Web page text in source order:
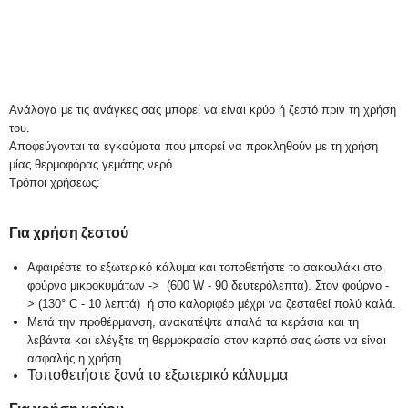
Ανάλογα με τις ανάγκες σας μπορεί να είναι κρύο ή ζεστό πριν τη χρήση
του.
Αποφεύγονται τα εγκαύματα που μπορεί να προκληθούν με τη χρήση
μίας θερμοφόρας γεμάτης νερό.
Τρόποι χρήσεως:
Για χρήση ζεστού
Αφαιρέστε το εξωτερικό κάλυμα και τοποθετήστε το σακουλάκι στο
φούρνο μικροκυμάτων -> (600 W - 90 δευτερόλεπτα). Στον φούρνο -
> (130° C - 10 λεπτά) ή στο καλοριφέρ μέχρι να ζεσταθεί πολύ καλά.
Μετά την προθέρμανση, ανακατέψτε απαλά τα κεράσια και τη
λεβάντα και ελέγξτε τη θερμοκρασία στον καρπό σας ώστε να είναι
ασφαλής η χρήση
Τοποθετήστε ξανά το εξωτερικό κάλυμμα